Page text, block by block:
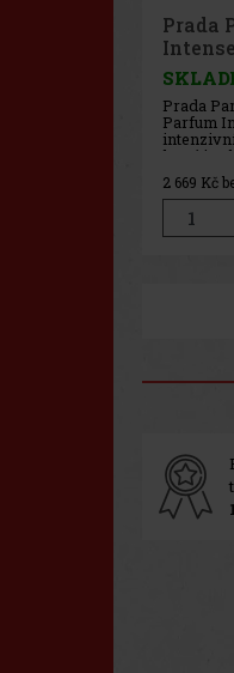
Prada
Prada
Parfum
která je
2 669 Kč